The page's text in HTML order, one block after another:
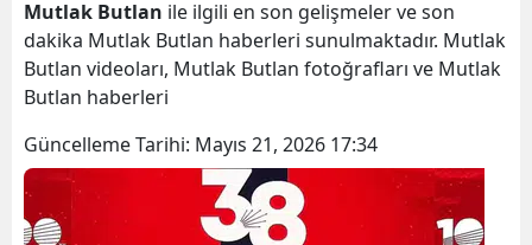
Mutlak Butlan ile ilgili en son gelişmeler ve son
dakika Mutlak Butlan haberleri sunulmaktadır. Mutlak
Butlan videoları, Mutlak Butlan fotoğrafları ve Mutlak
Butlan haberleri
Güncelleme Tarihi: Mayıs 21, 2026 17:34